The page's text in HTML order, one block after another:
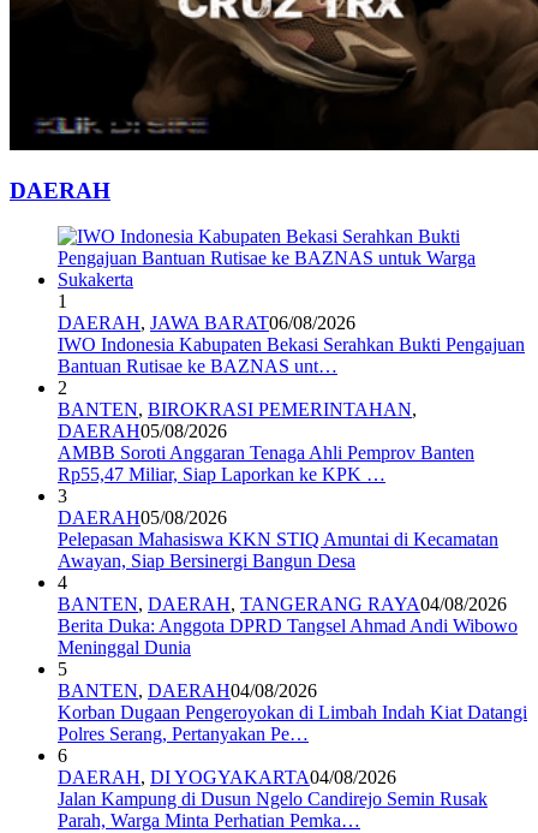
DAERAH
1
DAERAH, JAWA BARAT06/08/2026
IWO Indonesia Kabupaten Bekasi Serahkan Bukti Pengajuan
Bantuan Rutisae ke BAZNAS unt…
2
BANTEN, BIROKRASI PEMERINTAHAN,
DAERAH05/08/2026
AMBB Soroti Anggaran Tenaga Ahli Pemprov Banten
Rp55,47 Miliar, Siap Laporkan ke KPK …
3
DAERAH05/08/2026
Pelepasan Mahasiswa KKN STIQ Amuntai di Kecamatan
Awayan, Siap Bersinergi Bangun Desa
4
BANTEN, DAERAH, TANGERANG RAYA04/08/2026
Berita Duka: Anggota DPRD Tangsel Ahmad Andi Wibowo
Meninggal Dunia
5
BANTEN, DAERAH04/08/2026
Korban Dugaan Pengeroyokan di Limbah Indah Kiat Datangi
Polres Serang, Pertanyakan Pe…
6
DAERAH, DI YOGYAKARTA04/08/2026
Jalan Kampung di Dusun Ngelo Candirejo Semin Rusak
Parah, Warga Minta Perhatian Pemka…